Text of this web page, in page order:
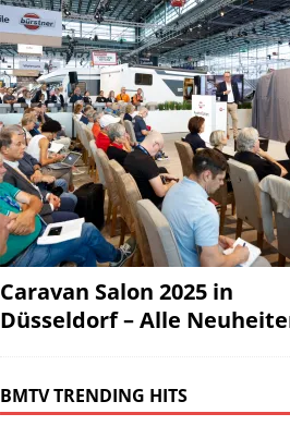
Caravan Salon 2025 in
Düsseldorf – Alle
BMTV TRENDING HITS